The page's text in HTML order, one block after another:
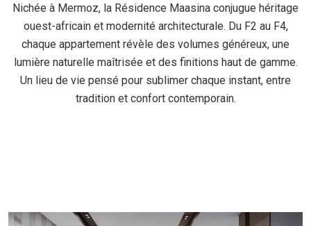
Nichée à Mermoz, la Résidence Maasina conjugue héritage
ouest-africain et modernité architecturale. Du F2 au F4,
chaque appartement révèle des volumes généreux, une
lumière naturelle maîtrisée et des finitions haut de gamme.
Un lieu de vie pensé pour sublimer chaque instant, entre
tradition et confort contemporain.